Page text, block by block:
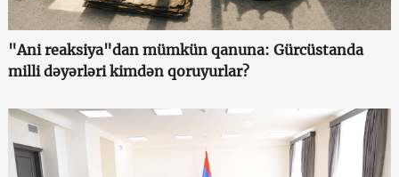
"Ani reaksiya"dan mümkün qanuna: Gürcüstanda
milli dəyərləri kimdən qoruyurlar?